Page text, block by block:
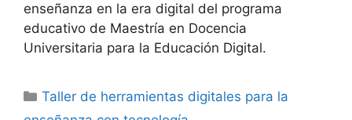
enseñanza en la era digital del programa
educativo de Maestría en Docencia
Universitaria para la Educación Digital.
Categorías
Taller de herramientas digitales para la